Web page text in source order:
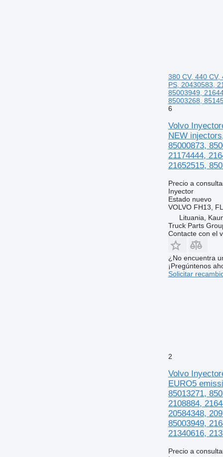
380 CV, 440
PS, 20430583,
85003949,
85003268,
6
Volvo
NEW
85000873,
21174444,
21652515,
Precio a
Inyector
Estadonuevo
VOLVO FH13,
Lituania,
Truck Parts
Contacte con el
¿No encuentra
¡Pregúntenos
Solicitar
2
Volvo
EURO5
85013271,
2108884,
20584348,
85003949,
21340616,
Precio a